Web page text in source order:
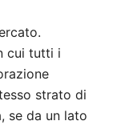
cui tutti i
strato di
se da un lato